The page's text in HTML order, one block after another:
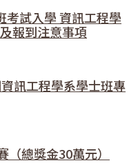
考試入學 資訊工程學
報到注意事項
訊工程學系學士班專
總獎金30萬元）